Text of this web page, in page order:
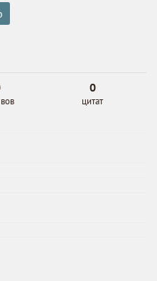
0
цитат